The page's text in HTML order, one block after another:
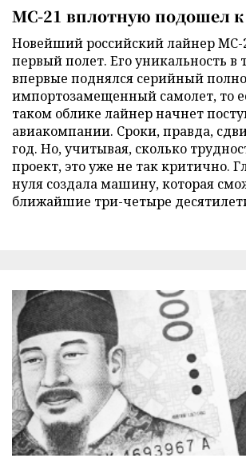
МС-21 вплотную подошел к
Новейший российский лайнер МС-
первый полет. Его уникальность в
впервые поднялся серийный
импортозамещенный самолет, то
таком облике лайнер начнет
авиакомпании. Сроки, правда,
год. Но, учитывая, сколько
проект, это уже не так критично.
нуля создала машину, которая
ближайшие три-четыре